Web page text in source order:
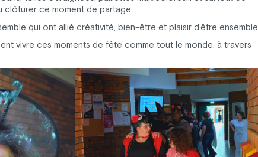
clôturer ce moment de partage.
qui ont allié créativité, bien-être et plaisir d’être ensemble.
vivre ces moments de fête comme tout le monde, à travers